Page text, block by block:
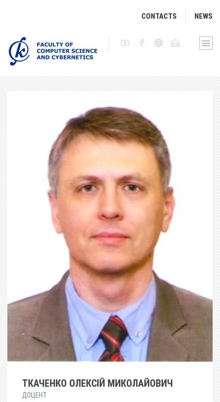
CONTACTS NEWS
ТКАЧЕНКО ОЛЕКСІЙ МИКОЛАЙОВИЧ
ДОЦЕНТ